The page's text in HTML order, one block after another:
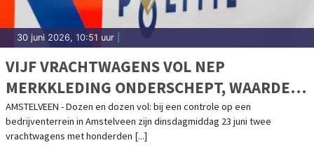
30 juni 2026, 10:51 uur
VIJF VRACHTWAGENS VOL NEP
MERKKLEDING ONDERSCHEPT, WAARDE
1,5 MILJOEN EURO
AMSTELVEEN - Dozen en dozen vol: bij een controle op een
bedrijventerrein in Amstelveen zijn dinsdagmiddag 23 juni twee
vrachtwagens met honderden [...]